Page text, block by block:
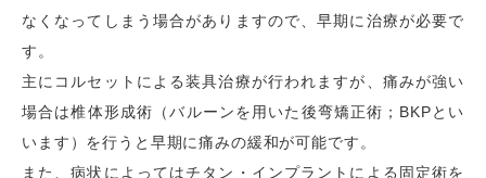
なくなってしまう場合がありますので、早期に治療が必要で
す。
主にコルセットによる装具治療が行われますが、痛みが強い
場合は椎体形成術（バルーンを用いた後弯矯正術；BKPとい
います）を行うと早期に痛みの緩和が可能です。
また、病状によってはチタン・インプラントによる固定術を